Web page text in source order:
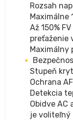
Rozsah
Maximálne
Až 150%
preťaženie
Maximálny
Stupeň
Ochrana
Detekcia
Obidve AC
je voliteľný